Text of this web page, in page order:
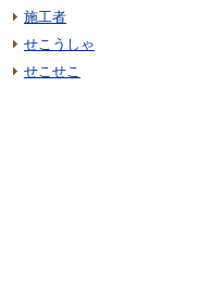
施工者
せこうしゃ
せこせこ